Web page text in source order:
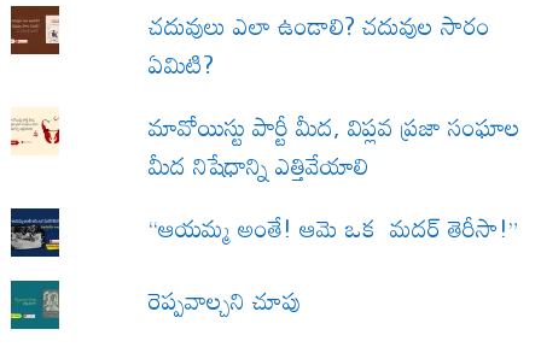
చదువులు ఎలా ఉండాలి? చదువుల సారం
ఏమిటి?
మావోయిస్టు పార్టీ మీద, విప్లవ ప్రజా సంఘాల
మీద నిషేధాన్ని ఎత్తివేయాలి
“ఆయమ్మ అంతే! ఆమె ఒక మదర్ తెరీసా!”
రెప్పవాల్చని చూపు